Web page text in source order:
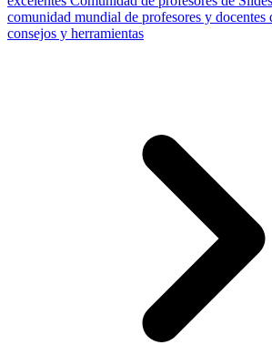
comunidad mundial de profesores y docentes
consejos y herramientas